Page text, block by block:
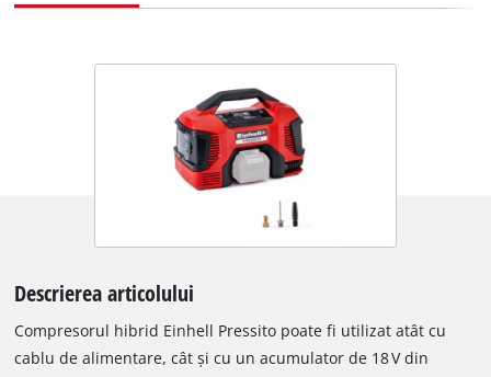
Descrierea articolului
Compresorul hibrid Einhell Pressito poate fi utilizat atât cu
cablu de alimentare, cât și cu un acumulator de 18 V din